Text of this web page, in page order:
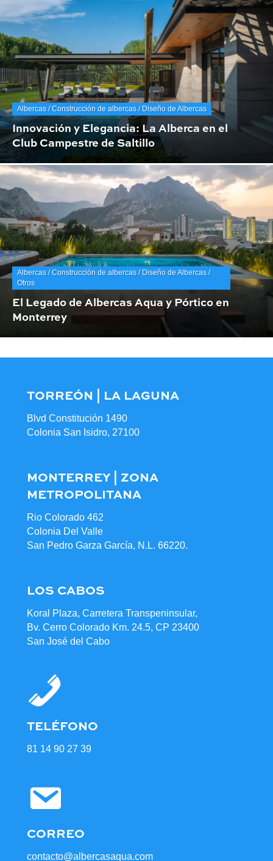
Albercas / Construcción de albercas / Diseño de Albercas
Innovación y Elegancia: La Alberca en el
Club Campestre de Saltillo
Albercas / Construcción de albercas / Diseño de Albercas /
Otros
El Legado de Albercas Aqua y Pórtico en
Monterrey
TORREÓN | LA LAGUNA
Blvd Constitución 1490
Colonia San Isidro, 27100
MONTERREY | ZONA
METROPOLITANA
Rio Colorado 462
Colonia Del Valle
San Pedro Garza García, N.L. 66220.
LOS CABOS
Koral Plaza, Carretera Transpeninsular,
Bv. Cerro Colorado Km. 24.5, CP 23400
San José del Cabo
TELÉFONO
81 14 90 27 39
CORREO
contacto@albercasaqua.com